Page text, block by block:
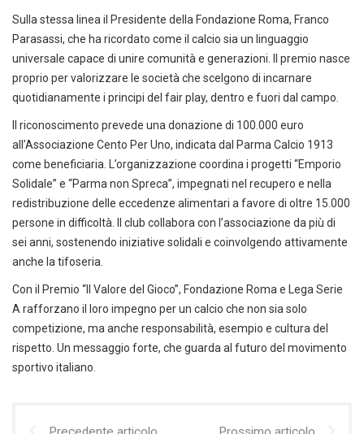
Sulla stessa linea il Presidente della Fondazione Roma, Franco
Parasassi, che ha ricordato come il calcio sia un linguaggio
universale capace di unire comunità e generazioni. Il premio nasce
proprio per valorizzare le società che scelgono di incarnare
quotidianamente i principi del fair play, dentro e fuori dal campo.
Il riconoscimento prevede una donazione di 100.000 euro
all’Associazione Cento Per Uno, indicata dal Parma Calcio 1913
come beneficiaria. L’organizzazione coordina i progetti “Emporio
Solidale” e “Parma non Spreca”, impegnati nel recupero e nella
redistribuzione delle eccedenze alimentari a favore di oltre 15.000
persone in difficoltà. Il club collabora con l’associazione da più di
sei anni, sostenendo iniziative solidali e coinvolgendo attivamente
anche la tifoseria.
Con il Premio “Il Valore del Gioco”, Fondazione Roma e Lega Serie
A rafforzano il loro impegno per un calcio che non sia solo
competizione, ma anche responsabilità, esempio e cultura del
rispetto. Un messaggio forte, che guarda al futuro del movimento
sportivo italiano.